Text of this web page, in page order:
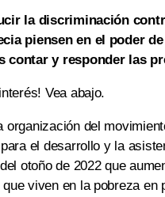
la discriminación
piensen en el poder
contar y responder las
Vea abajo.
organización del
el desarrollo y la
otoño de 2022 que
viven en la pobreza